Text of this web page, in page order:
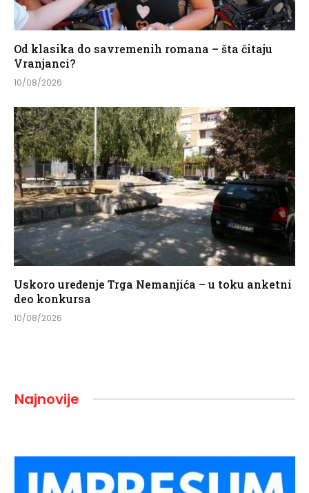
Od klasika do savremenih romana – šta čitaju
Vranjanci?
10/08/2026
Uskoro uređenje Trga Nemanjića – u toku anketni
deo konkursa
10/08/2026
Najnovije